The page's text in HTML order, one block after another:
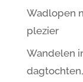
Wadlopen
plezier
Wandelen